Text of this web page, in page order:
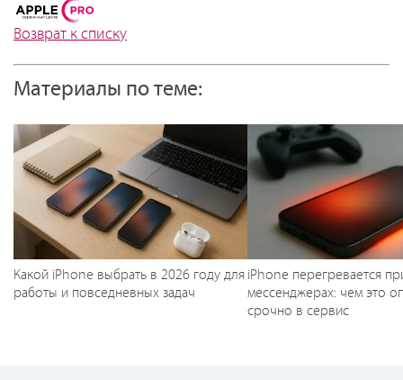
Возврат к списку
Материалы по теме:
Какой iPhone выбрать в 2026 году для
работы и повседневных задач
iPhone перегревается
мессенджерах: чем это
срочно в сервис